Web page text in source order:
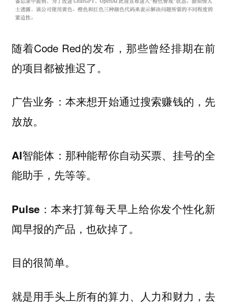
随着Code Red的发布， 那些曾经排期在前
的项目都被推迟了。
广告业务 ：本来想开始通过搜索赚钱的，先
放放。
AI智能体 ：那种能帮你自动买票、挂号的全
能助手，先等等。
Pulse：本来打算每天早上给你发个性化新
闻早报的产品，也砍掉了。
目的很简单。
就是用手头上所有的算力、人力和财力，去